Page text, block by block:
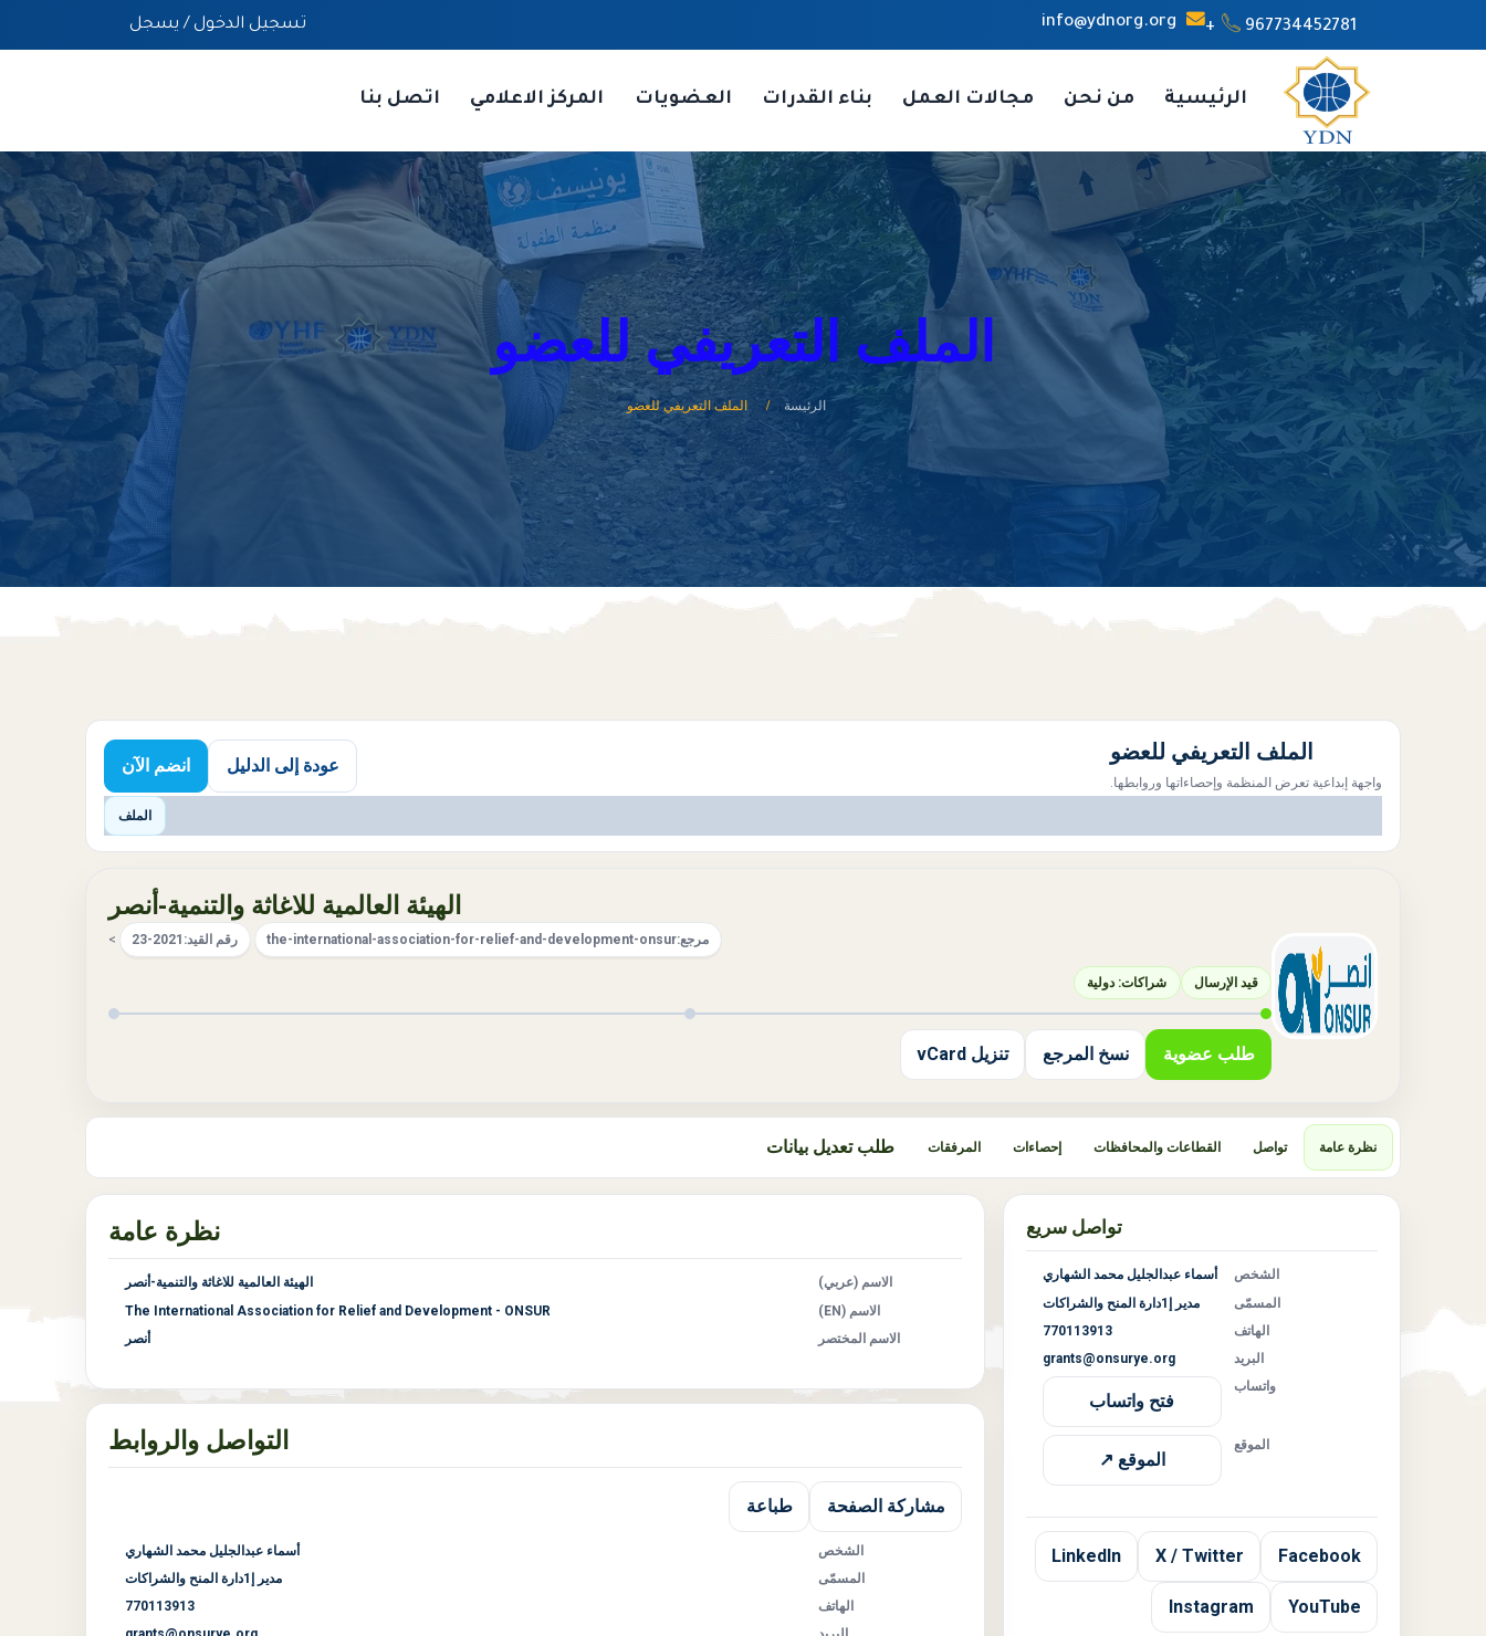
967734452781+
info@ydnorg.org تسجيل الدخول / يسجل
الرئيسية من نحن مجالات العمل بناء القدرات العضويات المركز الاعلامي اتصل بنا
الملف التعريفي للعضو
الرئيسة الملف التعريفي للعضو
الملف التعريفي للعضو
واجهة إبداعية تعرض المنظمة وإحصاءاتها وروابطها.
عودة إلى الدليل انضم الآن
الملف
الهيئة العالمية للاغاثة والتنمية-أنصر
مرجع:the-international-association-for-relief-and-development-onsur رقم القيد: 23-2021
>
قيد الإرسال شراكات: دولية
طلب عضوية نسخ المرجع تنزيل vCard
نظرة عامة تواصل القطاعات والمحافظات إحصاءات المرفقات طلب تعديل بيانات
تواصل سريع
الشخص
أسماء عبدالجليل محمد الشهاري
المسمّى
مدير إ1دارة المنح والشراكات
الهاتف
770113913
البريد
grants@onsurye.org
واتساب
فتح واتساب
الموقع
الموقع ↗
Facebook
X / Twitter
LinkedIn
YouTube
Instagram
نظرة عامة
الاسم (عربي)
الهيئة العالمية للاغاثة والتنمية-أنصر
الاسم (EN)
The International Association for Relief and Development - ONSUR
الاسم المختصر
أنصر
التواصل والروابط
مشاركة الصفحة طباعة
الشخص
أسماء عبدالجليل محمد الشهاري
المسمّى
مدير إ1دارة المنح والشراكات
الهاتف
770113913